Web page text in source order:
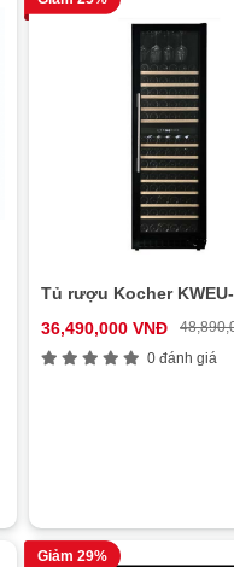
Tủ rượu Kocher
36,490,000 VNĐ
0 đánh giá
Giảm 29%